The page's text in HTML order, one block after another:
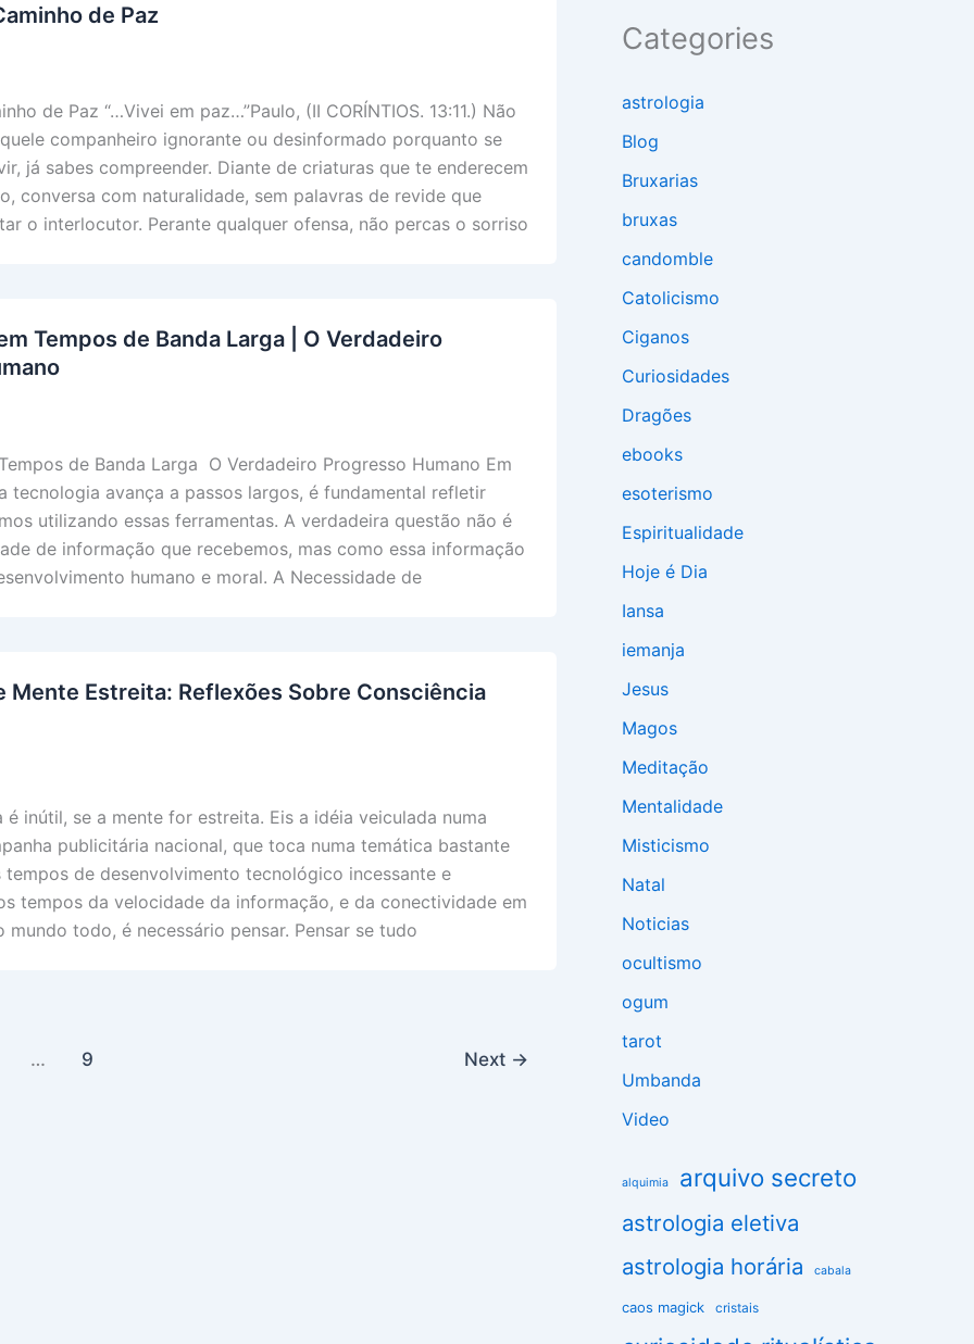
de Paz
de Paz “…Vivei em paz…”Paulo, (II CORÍNTIOS. 13:11.) Não
companheiro ignorante ou desinformado porquanto se
já sabes compreender. Diante de criaturas que te enderecem
conversa com naturalidade, sem palavras de revide que
o interlocutor. Perante qualquer ofensa, não percas o sorriso
Tempos de Banda Larga | O Verdadeiro
de Banda Larga O Verdadeiro Progresso Humano Em
tecnologia avança a passos largos, é fundamental refletir
utilizando essas ferramentas. A verdadeira questão não é
de informação que recebemos, mas como essa informação
humano e moral. A Necessidade de
Mente Estreita: Reflexões Sobre Consciência
é inútil, se a mente for estreita. Eis a idéia veiculada numa
publicitária nacional, que toca numa temática bastante
tempos de desenvolvimento tecnológico incessante e
tempos da velocidade da informação, e da conectividade em
todo, é necessário pensar. Pensar se tudo
… 9 Next →
Categories
astrologia
Blog
Bruxarias
bruxas
candomble
Catolicismo
Ciganos
Curiosidades
Dragões
ebooks
esoterismo
Espiritualidade
Hoje é Dia
Iansa
iemanja
Jesus
Magos
Meditação
Mentalidade
Misticismo
Natal
Noticias
ocultismo
ogum
tarot
Umbanda
Video
alquimia arquivo secreto
astrologia eletiva
astrologia horária
cabala
caos magick cristais